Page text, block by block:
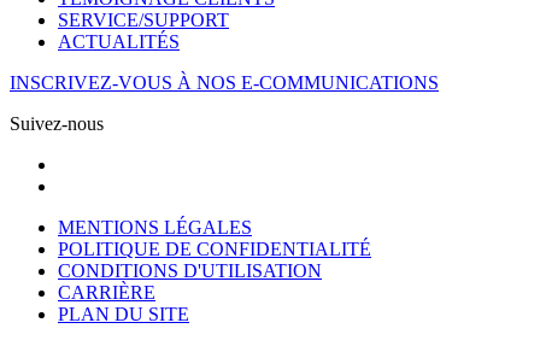
SERVICE/SUPPORT
ACTUALITÉS
INSCRIVEZ-VOUS À NOS E-COMMUNICATIONS
Suivez-nous
MENTIONS LÉGALES
POLITIQUE DE CONFIDENTIALITÉ
CONDITIONS D'UTILISATION
CARRIÈRE
PLAN DU SITE